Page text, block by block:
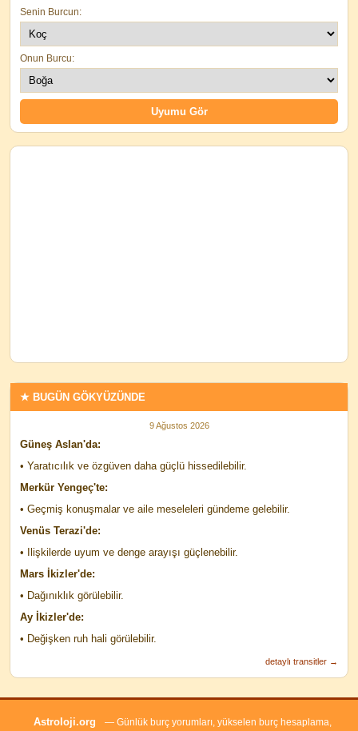
★ BUGÜN GÖKYÜZÜNDE
9 Ağustos 2026
Güneş Aslan'da:
• Yaratıcılık ve özgüven daha güçlü hissedilebilir.
Merkür Yengeç'te:
• Geçmiş konuşmalar ve aile meseleleri gündeme gelebilir.
Venüs Terazi'de:
• Ilişkilerde uyum ve denge arayışı güçlenebilir.
Mars İkizler'de:
• Dağınıklık görülebilir.
Ay İkizler'de:
• Değişken ruh hali görülebilir.
detaylı transitler →
Senin Burcun:
Onun Burcu:
Astroloji.org — Günlük burç yorumları, yükselen burç hesaplama,